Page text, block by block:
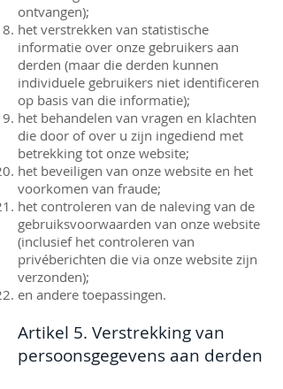
ontvangen);
het verstrekken van statistische
informatie over onze gebruikers aan
derden (maar die derden kunnen
individuele gebruikers niet identificeren
op basis van die informatie);
het behandelen van vragen en klachten
die door of over u zijn ingediend met
betrekking tot onze website;
het beveiligen van onze website en het
voorkomen van fraude;
het controleren van de naleving van de
gebruiksvoorwaarden van onze website
(inclusief het controleren van
privéberichten die via onze website zijn
verzonden);
en andere toepassingen.
Artikel 5. Verstrekking van
persoonsgegevens aan derden